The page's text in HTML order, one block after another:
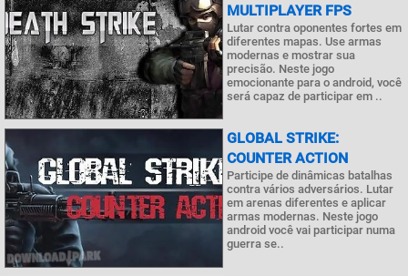
MULTIPLAYER FPS
Lutar contra oponentes fortes em
diferentes mapas. Use armas
modernas e mostrar sua
precisão. Neste jogo
emocionante para o android, você
será capaz de participar em ..
GLOBAL STRIKE:
COUNTER ACTION
Participe de dinâmicas batalhas
contra vários adversários. Lutar
em arenas diferentes e aplicar
armas modernas. Neste jogo
android você vai participar numa
guerra se..